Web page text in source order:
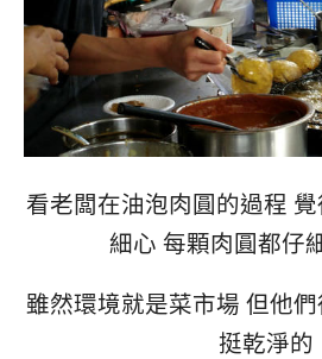
看老闆在油泡肉圓的過程
細心 每顆肉圓都仔
雖然環境就是菜市場 但他
挺乾淨的